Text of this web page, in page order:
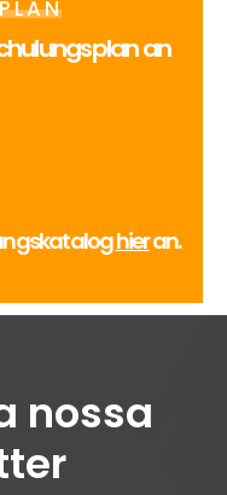
an
hieran.
nossa